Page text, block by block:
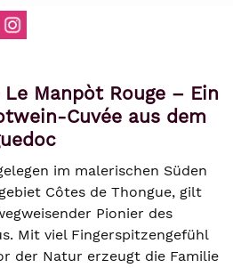
Manpòt Rouge – Ein
Cuvée aus dem
im malerischen Süden
Côtes de Thongue, gilt
Pionier des
Mit viel Fingerspitzengefühl
der Natur erzeugt die Familie